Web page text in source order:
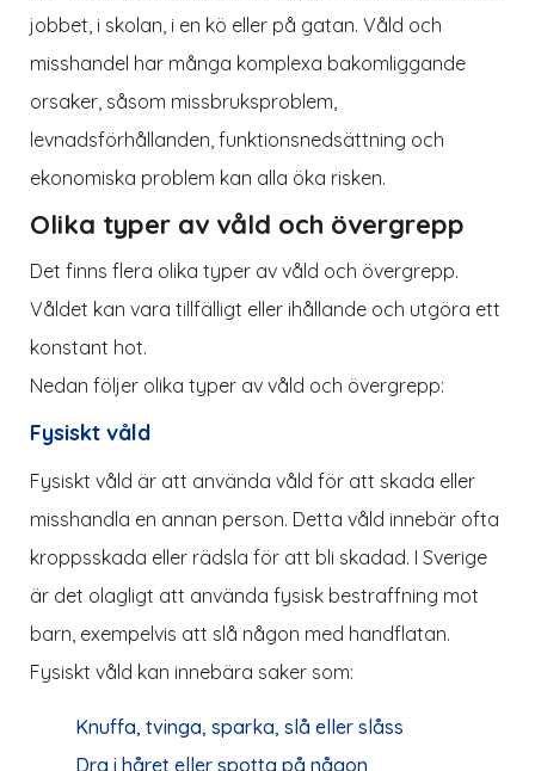
jobbet, i skolan, i en kö eller på gatan. Våld och
misshandel har många komplexa bakomliggande
orsaker, såsom missbruksproblem,
levnadsförhållanden, funktionsnedsättning och
ekonomiska problem kan alla öka risken.
Olika typer av våld och övergrepp
Det finns flera olika typer av våld och övergrepp.
Våldet kan vara tillfälligt eller ihållande och utgöra ett
konstant hot.
Nedan följer olika typer av våld och övergrepp:
Fysiskt våld
Fysiskt våld är att använda våld för att skada eller
misshandla en annan person. Detta våld innebär ofta
kroppsskada eller rädsla för att bli skadad. I Sverige
är det olagligt att använda fysisk bestraffning mot
barn, exempelvis att slå någon med handflatan.
Fysiskt våld kan innebära saker som:
Knuffa, tvinga, sparka, slå eller slåss
Dra i håret eller spotta på någon